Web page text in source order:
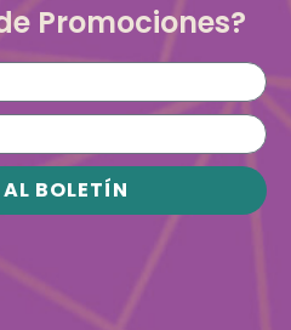
Promociones?
BOLETÍN